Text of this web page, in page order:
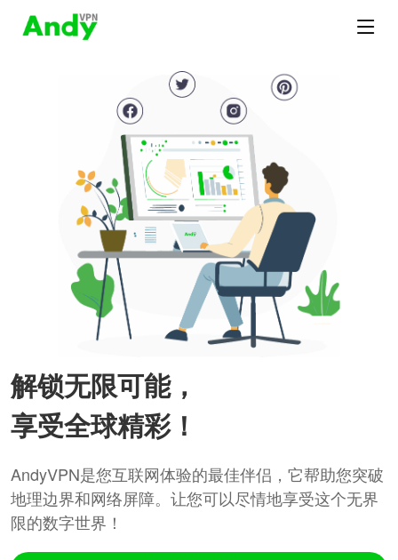
解锁无限可能，
享受全球精彩！
AndyVPN是您互联网体验的最佳伴侣，它帮助您突破
地理边界和网络屏障。让您可以尽情地享受这个无界
限的数字世界！